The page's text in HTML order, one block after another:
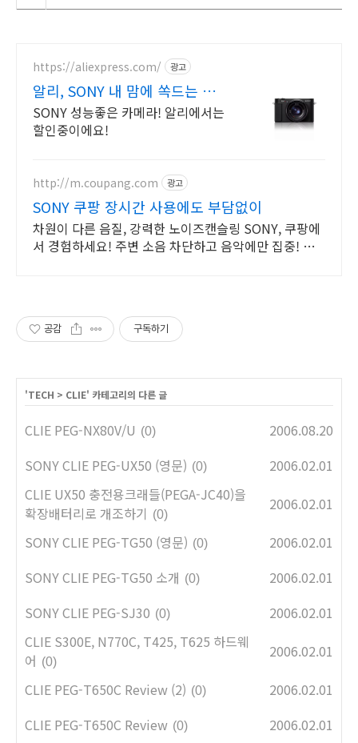
https://aliexpress.com/ 광고
알리, SONY 내 맘에 쏙드는 오
늘의 특가
SONY 성능좋은 카메라! 알리에서는
할인중이에요!
http://m.coupang.com 광고
SONY 쿠팡 장시간 사용에도 부담없이
차원이 다른 음질, 강력한 노이즈캔슬링 SONY, 쿠팡에
서 경험하세요! 주변 소음 차단하고 음악에만 집중! 와
공감 구독하기
'TECH > CLIE' 카테고리의 다른 글
CLIE PEG-NX80V/U (0)
2006.08.20
SONY CLIE PEG-UX50 (영문) (0)
2006.02.01
CLIE UX50 충전용크래들(PEGA-JC40)을
확장배터리로 개조하기 (0)
2006.02.01
SONY CLIE PEG-TG50 (영문) (0)
2006.02.01
SONY CLIE PEG-TG50 소개 (0)
2006.02.01
SONY CLIE PEG-SJ30 (0)
2006.02.01
CLIE S300E, N770C, T425, T625 하드웨
어 (0)
2006.02.01
CLIE PEG-T650C Review (2) (0)
2006.02.01
CLIE PEG-T650C Review (0)
2006.02.01